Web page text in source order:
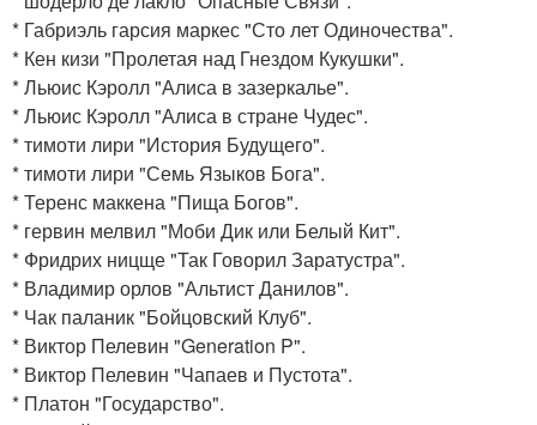
* Габриэль гарсия маркес "Сто лет Одиночества".
* Кен кизи "Пролетая над Гнездом Кукушки".
* Льюис Кэролл "Алиса в зазеркалье".
* Льюис Кэролл "Алиса в стране Чудес".
* тимоти лири "История Будущего".
* тимоти лири "Семь Языков Бога".
* Теренс маккена "Пища Богов".
* гервин мелвил "Моби Дик или Белый Кит".
* Фридрих ницще "Так Говорил Заратустра".
* Владимир орлов "Альтист Данилов".
* Чак паланик "Бойцовский Клуб".
* Виктор Пелевин "Generation P".
* Виктор Пелевин "Чапаев и Пустота".
* Платон "Государство".